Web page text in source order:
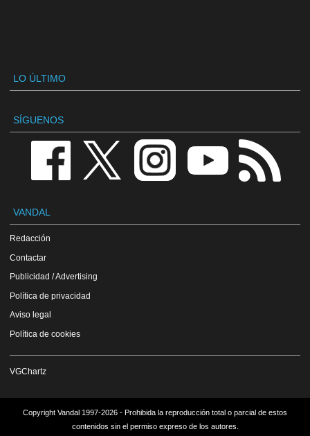
LO ÚLTIMO
SÍGUENOS
VANDAL
Redacción
Contactar
Publicidad / Advertising
Política de privacidad
Aviso legal
Política de cookies
VGChartz
Copyright Vandal 1997-2026 - Prohibida la reproducción total o parcial de estos
contenidos sin el permiso expreso de los autores.